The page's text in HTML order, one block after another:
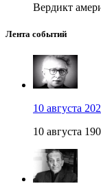
Вердикт
Лента событий
10 августа
10 августа